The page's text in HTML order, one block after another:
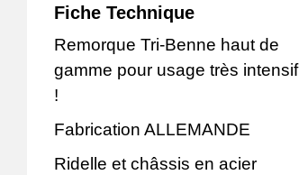
i
n
t
i
c
Fiche Technique
Remorque Tri-Benne haut de
gamme pour usage très intensif
!
Fabrication ALLEMANDE
Ridelle et châssis en acier